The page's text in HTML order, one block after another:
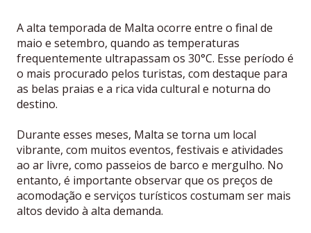
A alta temporada de Malta ocorre entre o final de
maio e setembro, quando as temperaturas
frequentemente ultrapassam os 30°C. Esse período é
o mais procurado pelos turistas, com destaque para
as belas praias e a rica vida cultural e noturna do
destino.
Durante esses meses, Malta se torna um local
vibrante, com muitos eventos, festivais e atividades
ao ar livre, como passeios de barco e mergulho. No
entanto, é importante observar que os preços de
acomodação e serviços turísticos costumam ser mais
altos devido à alta demanda.